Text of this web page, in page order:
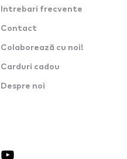
Intrebari frecvente
Contact
Colaborează cu noi!
Carduri cadou
Despre noi